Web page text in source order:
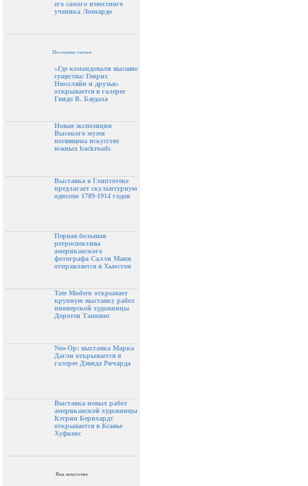
его самого известного
ученика Леонардо
Последние статьи
«Где командовали высшие
существа: Генрих
Нюссляйн и друзья»
открывается в галерее
Гвидо В. Баудаха
Новая экспозиция
Высокого музея
посвящена искусству
южных backroads
Выставка в Глиптотеке
предлагает скульптурную
одиссею 1789-1914 годов
Первая большая
ретроспектива
американского
фотографа Салли Манн
отправляется в Хьюстон
Tate Modern открывает
крупную выставку работ
пионерской художницы
Доротеи Таннинг
Neo-Op: выставка Марка
Дагли открывается в
галерее Дэвида Ричарда
Выставка новых работ
американской художницы
Кэтрин Бернхардт
открывается в Ксавье
Хуфкенс
Вид искусства